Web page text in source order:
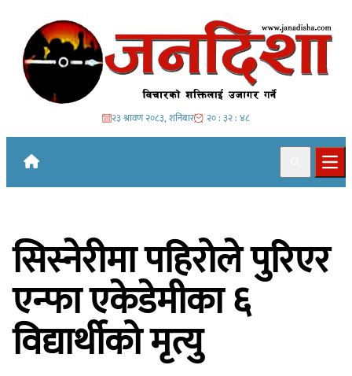
Skip to content
२३ श्रावण २०८३, शनिबार २० : ३२ : ४९
Search
सिस्नेरीमा पहिरोले पुरिएर
एन्फा एकेडेमीका ६
विद्यार्थीको मृत्यु